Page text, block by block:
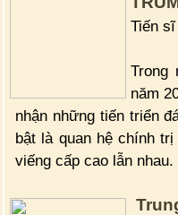
Tiến
Trong
năm
nhận những tiến triển
bật là quan hệ chính
viếng cấp cao lẫn nhau.